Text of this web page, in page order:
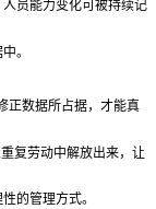
员能力变化可被持续记
。
正数据所占据，才能真
复劳动中解放出来，让
的管理方式。